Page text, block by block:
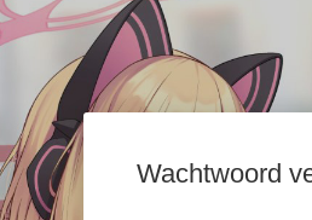
Wachtwoord